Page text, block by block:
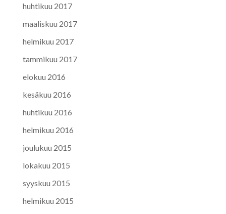
huhtikuu 2017
maaliskuu 2017
helmikuu 2017
tammikuu 2017
elokuu 2016
kesäkuu 2016
huhtikuu 2016
helmikuu 2016
joulukuu 2015
lokakuu 2015
syyskuu 2015
helmikuu 2015